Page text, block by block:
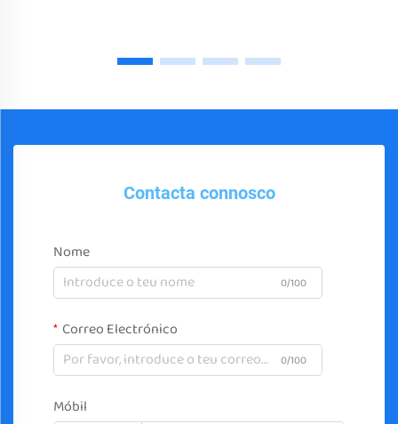
Contacta connosco
Nome
0/100
Correo Electrónico
0/100
Móbil